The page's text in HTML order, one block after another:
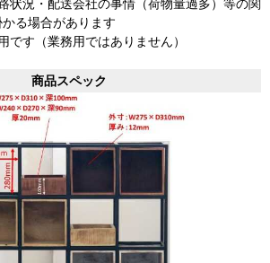
状況・配送会社の事情（荷物量過多）等の関
る場合があります
です（業務用ではありません）
商品スペック